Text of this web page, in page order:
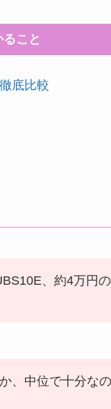
こと
底比較
、約4万円
、中位で十分な